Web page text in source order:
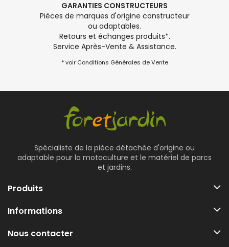
GARANTIES CONSTRUCTEURS
Pièces de marques d'origine constructeur
ou adaptables.
Retours et échanges produits*.
Service Après-Vente & Assistance.
* voir Conditions Générales de Vente
Spécialiste de la pièce détachée d'origine ou
adaptable pour la motoculture et le matériel de parcs
et jardins.
Produits
Informations
Nous contacter